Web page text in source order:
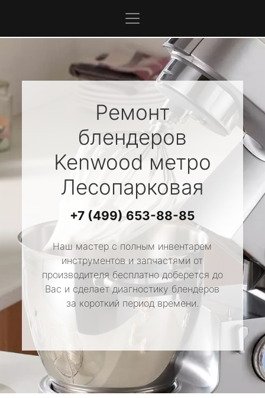
Ремонт
блендеров
Kenwoodметро
Лесопарковая
+7 (499) 653-88-85
Наш мастер с полным инвентарем
инструментов и запчастями от
производителя бесплатно доберется до
Вас и сделает диагностику блендеров
за короткий период времени.